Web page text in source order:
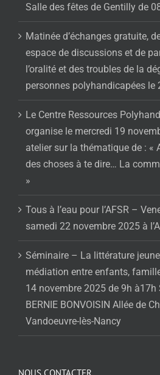
Salle des fêtes de Gentilly de
Matinée d’échanges gratuite,
espace de discussions et de
l’oralité et des troubles de la
personnes polyhandicapées le
Le Centre Ressources
organise le mercredi 19
atelier sur la thématique de : «
des choses à te dire… La
»
Tous à l’eau pour l’AFSR –
samedi 22 novembre 2025 à
Séminaire – La littérature
médiation entre enfants,
14 novembre 2025 de 9h à17h
BERNIE BONVOISIN Allée de
Vandoeuvre-lès-Nancy